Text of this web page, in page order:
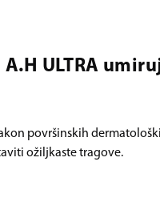
ULTRA
površinskih
ožiljkaste tragove.